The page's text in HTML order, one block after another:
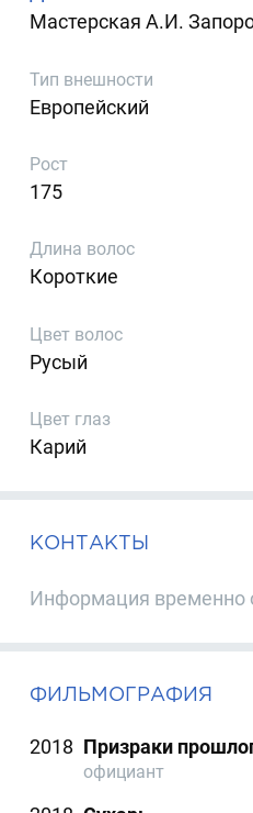
Мастерская А.И.
Тип внешности
Европейский
Рост
175
Длина волос
Короткие
Цвет волос
Русый
Цвет глаз
Карий
КОНТАКТЫ
Информация временно
ФИЛЬМОГРАФИЯ
2018 Призраки
официант